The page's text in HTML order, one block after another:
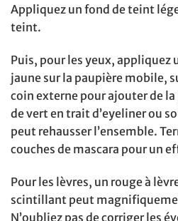
Appliquez un fond de teint
teint.
Puis, pour les yeux, appliquez
jaune sur la paupière mobile,
coin externe pour ajouter de
de vert en trait d’eyeliner ou
peut rehausser l’ensemble.
couches de mascara pour un
Pour les lèvres, un rouge à
scintillant peut
N’oubliez pas de corriger les